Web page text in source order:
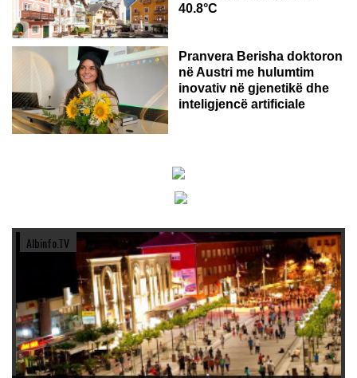
40.8°C
AUSTRI
Pranvera Berisha doktoron
në Austri me hulumtim
inovativ në gjenetikë dhe
inteligjencë artificiale
Albinfo.TV